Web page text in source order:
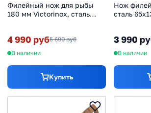
Филейный нож для рыбы
180 мм Victorinox, сталь
4 990 руб5 690 руб
В наличии
Купить
Нож
сталь
3 990
В наличии